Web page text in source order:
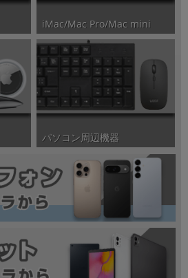
iMac/Mac Pro/Mac mini
パソコン周辺機器